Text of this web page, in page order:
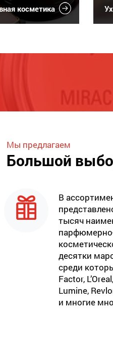
косметика
Мы предлагаем
Большой
В
тысяч
десятки
среди
Factor,
Lumine,
и многие